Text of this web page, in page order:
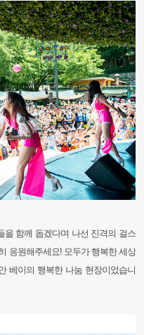
을 함께 돕겠다며 나선 진격의 걸스
응원해주세요! 모두가 행복한 세상
베이의 행복한 나눔 현장이었습니